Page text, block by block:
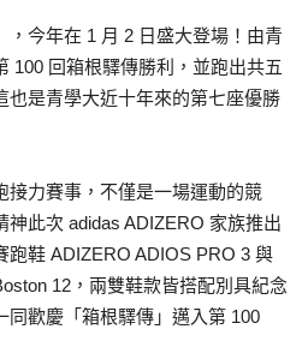
，今年在 1 月 2 日盛大登場！由青
100 回箱根驛傳勝利，並跑出共五
也是青學大近十年來的第七座優勝
接力賽事，不僅是一場運動的競
此次 adidas ADIZERO 家族推出
跑鞋 ADIZERO ADIOS PRO 3 與
12，兩雙鞋款皆搭配別具紀念
同歡慶「箱根驛傳」邁入第 100